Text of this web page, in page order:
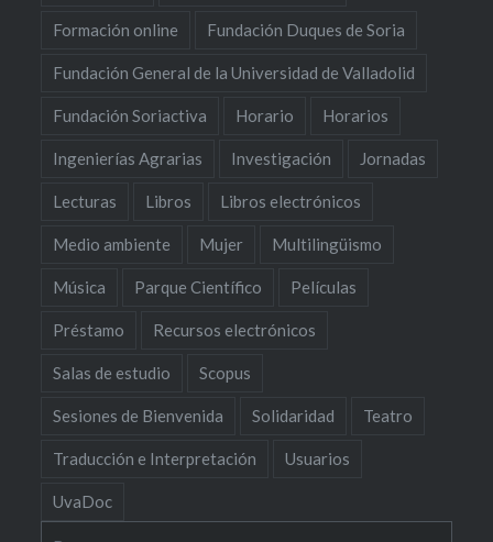
Formación online Fundación Duques de Soria
Fundación General de la Universidad de Valladolid
Fundación Soriactiva Horario Horarios
Ingenierías Agrarias Investigación Jornadas
Lecturas Libros Libros electrónicos
Medio ambiente Mujer Multilingüismo
Música Parque Científico Películas
Préstamo Recursos electrónicos
Salas de estudio Scopus
Sesiones de Bienvenida Solidaridad Teatro
Traducción e Interpretación Usuarios
UvaDoc